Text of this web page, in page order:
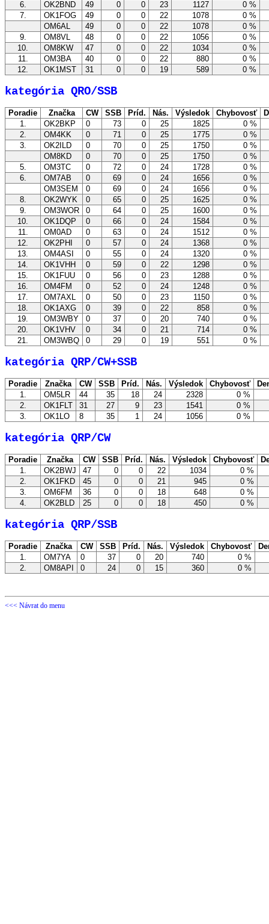
6.
OK2BND 49 0 0 23 1127
0 %
7.
OK1FOG 49 0 0 22 1078
0 %
OM6AL
49 0 0 22 1078
0 %
9.
OM8VL 48 0 0 22 1056
0 %
10.
OM8KW 47 0 0 22 1034
0 %
11.
OM3BA 40 0 0 22 880
0 %
12.
OK1MST 31 0 0 19 589 0 %
kategória QRO/SSB
Poradie Značka CW SSB Príd. Nás. Výsledok Chybovosť
1.
OK2BKP 0 73 0 25 1825
0 %
2.
OM4KK 0 71 0 25 1775
0 %
3.
OK2ILD 0 70 0 25 1750
0 %
OM8KD
0 70 0 25 1750
0 %
5.
OM3TC 0 72 0 24 1728
0 %
6.
OM7AB 0 69 0 24 1656
0 %
OM3SEM
0 69 0 24 1656
0 %
8.
OK2WYK 0 65 0 25 1625
0 %
9.
OM3WOR 0 64 0 25 1600
0 %
10.
OK1DQP 0 66 0 24 1584
0 %
11.
OM0AD 0 63 0 24 1512
0 %
12.
OK2PHI 0 57 0 24 1368
0 %
13.
OM4ASI 0 55 0 24 1320
0 %
14.
OK1VHH 0 59 0 22 1298
0 %
15.
OK1FUU 0 56 0 23 1288
0 %
16.
OM4FM 0 52 0 24 1248
0 %
17.
OM7AXL 0 50 0 23 1150
0 %
18.
OK1AXG 0 39 0 22 858
0 %
19.
OM3WBY 0 37 0 20 740
0 %
20.
OK1VHV 0 34 0 21 714
0 %
21.
OM3WBQ 0 29 0 19 551 0 %
kategória QRP/CW+SSB
Poradie Značka CW SSB Príd. Nás. Výsledok Chybovosť
1.
OM5LR 44 35 18 24 2328
0 %
2.
OK1FLT 31 27 9 23 1541
0 %
3.
OK1LO 8 35 1 24 1056 0 %
kategória QRP/CW
Poradie Značka CW SSB Príd. Nás. Výsledok Chybovosť
1.
OK2BWJ 47 0 0 22 1034
0 %
2.
OK1FKD 45 0 0 21 945
0 %
3.
OM6FM 36 0 0 18 648
0 %
4.
OK2BLD 25 0 0 18 450 0 %
kategória QRP/SSB
Poradie Značka CW SSB Príd. Nás. Výsledok Chybovosť
1.
OM7YA 0 37 0 20 740
0 %
2.
OM8API 0 24 0 15 360 0 %
<<< Návrat do menu